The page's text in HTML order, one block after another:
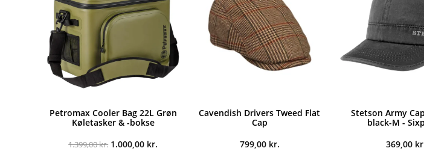
Petromax Cooler Bag 22L Grøn
Køletasker & -bokse
1.399,00kr. Den
1.000,00 kr.
Cavendish Drivers Tweed Flat
Cap
799,00 kr.
Stetson Army
black-M -
369,00